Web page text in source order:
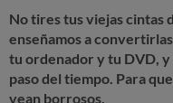
No tires tus viejas cintas
enseñamos a
tu ordenador y tu DVD,
paso del tiempo. Para
vean borrosos.